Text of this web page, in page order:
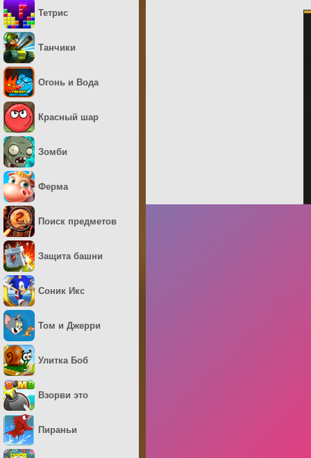
Тетрис
Танчики
Огонь и Вода
Красный шар
Зомби
Ферма
Поиск предметов
Защита башни
Соник Икс
Том и Джерри
Улитка Боб
Взорви это
Пираньи